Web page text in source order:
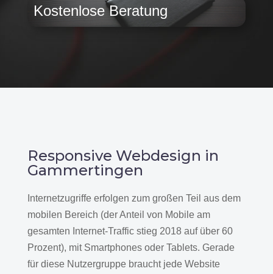
Kostenlose Beratung
Responsive Webdesign in
Gammertingen
Internetzugriffe erfolgen zum großen Teil aus dem
mobilen Bereich (der Anteil von Mobile am
gesamten Internet-Traffic stieg 2018 auf über 60
Prozent), mit Smartphones oder Tablets. Gerade
für diese Nutzergruppe braucht jede Website